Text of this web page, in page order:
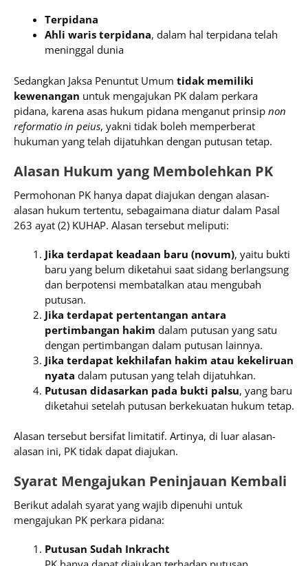
Terpidana
Ahli waris terpidana, dalam hal terpidana telah
meninggal dunia
Sedangkan Jaksa Penuntut Umum tidak memiliki
kewenangan untuk mengajukan PK dalam perkara
pidana, karena asas hukum pidana menganut prinsip non
reformatio in peius, yakni tidak boleh memperberat
hukuman yang telah dijatuhkan dengan putusan tetap.
Alasan Hukum yang Membolehkan PK
Permohonan PK hanya dapat diajukan dengan alasan-
alasan hukum tertentu, sebagaimana diatur dalam Pasal
263 ayat (2) KUHAP. Alasan tersebut meliputi:
Jika terdapat keadaan baru (novum), yaitu bukti
baru yang belum diketahui saat sidang berlangsung
dan berpotensi membatalkan atau mengubah
putusan.
Jika terdapat pertentangan antara
pertimbangan hakim dalam putusan yang satu
dengan pertimbangan dalam putusan lainnya.
Jika terdapat kekhilafan hakim atau kekeliruan
nyata dalam putusan yang telah dijatuhkan.
Putusan didasarkan pada bukti palsu, yang baru
diketahui setelah putusan berkekuatan hukum tetap.
Alasan tersebut bersifat limitatif. Artinya, di luar alasan-
alasan ini, PK tidak dapat diajukan.
Syarat Mengajukan Peninjauan Kembali
Berikut adalah syarat yang wajib dipenuhi untuk
mengajukan PK perkara pidana:
Putusan Sudah Inkracht